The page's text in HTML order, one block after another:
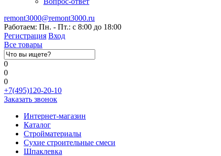
remont3000@remont3000.ru
Работаем: Пн. - Пт.: с 8:00 до 18:00
Регистрация Вход
Все товары
0
0
0
+7(495)120-20-10
Заказать звонок
Интернет-магазин
Каталог
Стройматериалы
Сухие строительные смеси
Шпаклевка